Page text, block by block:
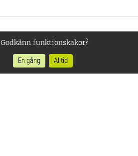
Godkänn funktionskakor?
En gång
Alltid